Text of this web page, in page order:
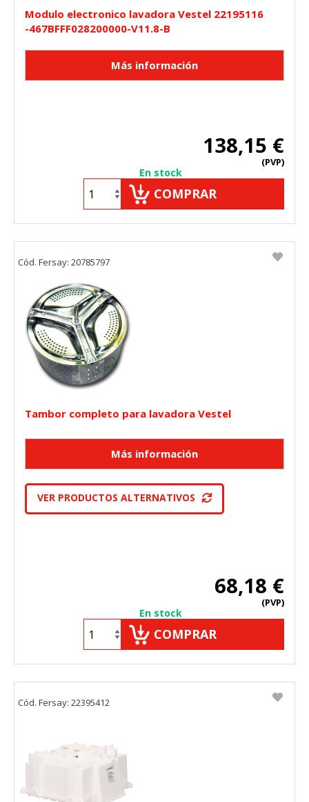
Modulo electronico lavadora Vestel 22195116
-467BFFF028200000-V11.8-B
138,15 €
(PVP)
En stock
COMPRAR
Tambor completo para lavadora Vestel
VER PRODUCTOS ALTERNATIVOS
68,18 €
(PVP)
En stock
COMPRAR
Cód. Fersay: 20785797
Cód. Fersay: 22395412
"Configuración de cookies" al pie de la página. También puedes
consultar nuestrapolítica de cookies